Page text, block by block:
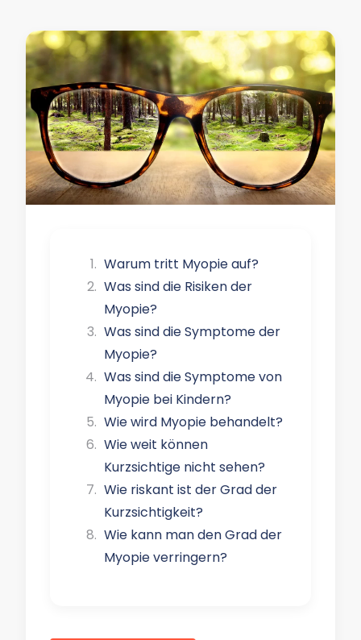
Warum tritt Myopie auf?
Was sind die Risiken der
Myopie?
Was sind die Symptome der
Myopie?
Was sind die Symptome von
Myopie bei Kindern?
Wie wird Myopie behandelt?
Wie weit können
Kurzsichtige nicht sehen?
Wie riskant ist der Grad der
Kurzsichtigkeit?
Wie kann man den Grad der
Myopie verringern?